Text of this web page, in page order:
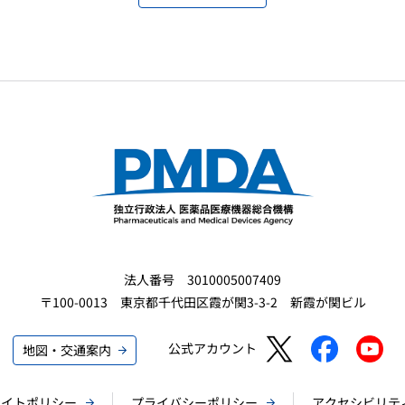
法人番号 3010005007409
〒100-0013 東京都千代田区霞が関3-3-2 新霞が関ビル
地図・交通案内 公式アカウント